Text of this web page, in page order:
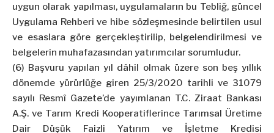
uygun olarak yapılması, uygulamaların bu Tebliğ, güncel
Uygulama Rehberi ve hibe sözleşmesinde belirtilen usul
ve esaslara göre gerçekleştirilip, belgelendirilmesi ve
belgelerin muhafazasından yatırımcılar sorumludur.
(6) Başvuru yapılan yıl dâhil olmak üzere son beş yıllık
dönemde yürürlüğe giren 25/3/2020 tarihli ve 31079
sayılı Resmî Gazete’de yayımlanan T.C. Ziraat Bankası
A.Ş. ve Tarım Kredi Kooperatiflerince Tarımsal Üretime
Dair Düşük Faizli Yatırım ve İşletme Kredisi